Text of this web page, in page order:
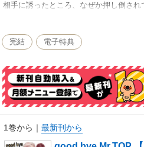
相手に誘ったところ、なぜか押し倒され
【収録作品】
good bye Mr.TOP 1st～6th
描き下ろし
★単行本カバー下画像収録★
電子限定で描き下ろしの漫画1ページが
完結 電子特典
1巻から ｜ 最新刊から